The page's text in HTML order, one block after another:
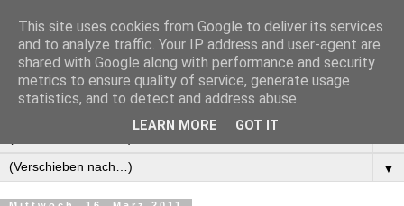
Manus Testwelt, alles
außer langweilig
▼
This site uses cookies from Google to deliver its services
and to analyze traffic. Your IP address and user-agent are
shared with Google along with performance and security
metrics to ensure quality of service, generate usage
statistics, and to detect and address abuse.
LEARN MORE GOT IT